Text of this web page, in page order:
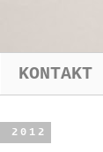
KONTAKT
2012